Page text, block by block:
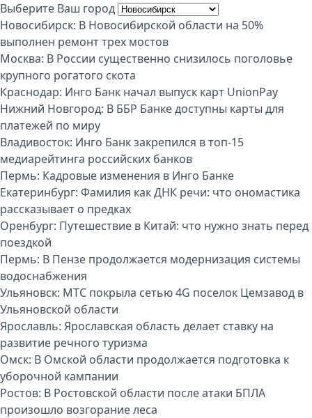
Выберите Ваш город
Новосибирск: В Новосибирской области на 50%
выполнен ремонт трех мостов
Москва: В России существенно снизилось поголовье
крупного рогатого скота
Краснодар: Инго Банк начал выпуск карт UnionPay
Нижний Новгород: В ББР Банке доступны карты для
платежей по миру
Владивосток: Инго Банк закрепился в топ-15
медиарейтинга российских банков
Пермь: Кадровые изменения в Инго Банке
Екатеринбург: Фамилия как ДНК речи: что ономастика
рассказывает о предках
Оренбург: Путешествие в Китай: что нужно знать перед
поездкой
Пермь: В Пензе продолжается модернизация системы
водоснабжения
Ульяновск: МТС покрыла сетью 4G поселок Цемзавод в
Ульяновской области
Ярославль: Ярославская область делает ставку на
развитие речного туризма
Омск: В Омской области продолжается подготовка к
уборочной кампании
Ростов: В Ростовской области после атаки БПЛА
произошло возгорание леса